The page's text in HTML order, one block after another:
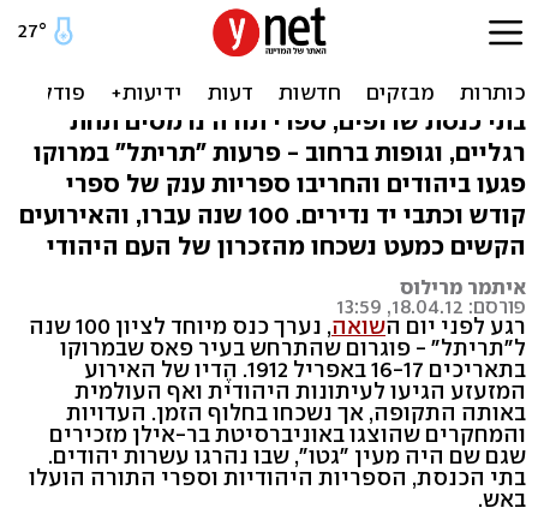
הפרעות הנשכחות של יהדות
בתי כנסת שרופים, ספרי תורה נרמסים תחת
רגליים, וגופות ברחוב - פרעות "תריתל" במרוקו
פגעו ביהודים והחריבו ספריות ענק של ספרי
קודש וכתבי יד נדירים. 100 שנה עברו, והאירועים
הקשים כמעט נשכחו מהזכרון של העם היהודי
איתמר מרילוס
פורסם: 18.04.12, 13:59
רגע לפני יום השואה , נערך כנס מיוחד לציון 100 שנה
ל"תריתל" - פוגרום שהתרחש בעיר פאס שבמרוקו
בתאריכים 16-17 באפריל 1912. הֶדיו של האירוע
המזעזע הגיעו לעיתונות היהודית ואף העולמית
באותה התקופה, אך נשכחו בחלוף הזמן. העדויות
והמחקרים שהוצגו באוניברסיטת בר-אילן מזכירים
שגם שם היה מעין "גטו", שבו נהרגו עשרות יהודים.
בתי הכנסת, הספריות היהודיות וספרי התורה הועלו
באש.